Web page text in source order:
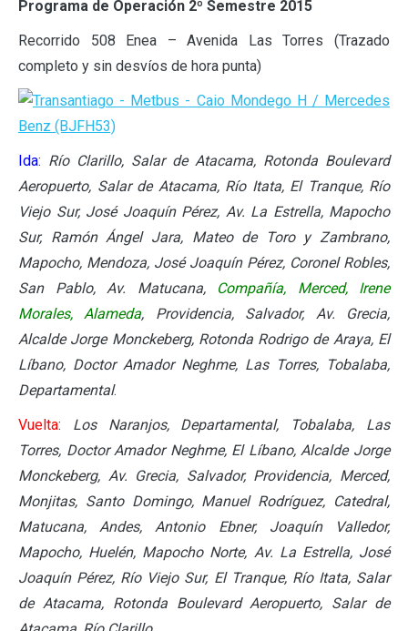
Programa de Operación 2º Semestre 2015
Recorrido 508 Enea – Avenida Las Torres (Trazado
completo y sin desvíos de hora punta)
Ida: Río Clarillo, Salar de Atacama, Rotonda Boulevard
Aeropuerto, Salar de Atacama, Río Itata, El Tranque, Río
Viejo Sur, José Joaquín Pérez, Av. La Estrella, Mapocho
Sur, Ramón Ángel Jara, Mateo de Toro y Zambrano,
Mapocho, Mendoza, José Joaquín Pérez, Coronel Robles,
San Pablo, Av. Matucana,
Compañía, Merced, Irene
Morales, Alameda, Providencia, Salvador, Av. Grecia,
Alcalde Jorge Monckeberg, Rotonda Rodrigo de Araya, El
Líbano, Doctor Amador Neghme, Las Torres, Tobalaba,
Departamental.
Vuelta: Los Naranjos, Departamental, Tobalaba, Las
Torres, Doctor Amador Neghme, El Líbano, Alcalde Jorge
Monckeberg, Av. Grecia, Salvador, Providencia, Merced,
Monjitas, Santo Domingo, Manuel Rodríguez, Catedral,
Matucana, Andes, Antonio Ebner, Joaquín Valledor,
Mapocho, Huelén, Mapocho Norte, Av. La Estrella, José
Joaquín Pérez, Río Viejo Sur, El Tranque, Río Itata, Salar
de Atacama, Rotonda Boulevard Aeropuerto, Salar de